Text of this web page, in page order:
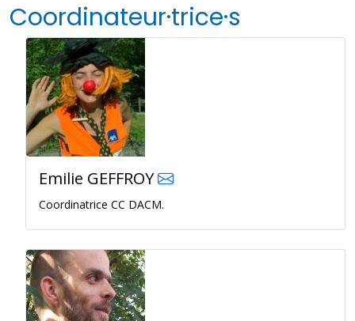
Coordinateur·trice·s
Emilie GEFFROY
Coordinatrice CC DACM.